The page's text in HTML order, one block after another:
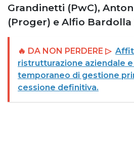
Grandinetti (PwC),
(Proger) e Alfio Bardolla
🔥 DA NON PERDERE ▷
ristrutturazione aziendale
temporaneo di gestione
cessione definitiva.